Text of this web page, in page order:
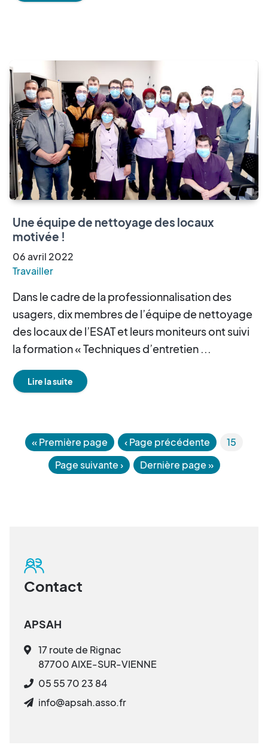
Une équipe de nettoyage des locaux
motivée !
06avril 2022
Travailler
Dans le cadre de la professionnalisation des
usagers, dix membres de l’équipe de nettoyage
des locaux de l’ESAT et leurs moniteurs ont suivi
la formation « Techniques d’entretien ...
Lire la suite
«Première page ‹ Page précédente
15
Page suivante› Dernière page»
Contact
APSAH
17 route de Rignac
87700 AIXE-SUR-VIENNE
05 55 70 23 84
info@apsah.asso.fr